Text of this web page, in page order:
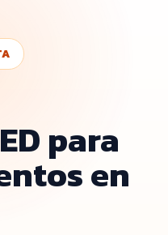
para
en